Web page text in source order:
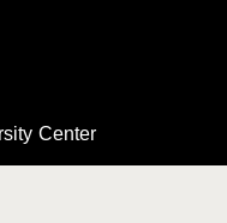
Center